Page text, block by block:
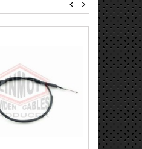
>
<
CLUTCH
(72-)

